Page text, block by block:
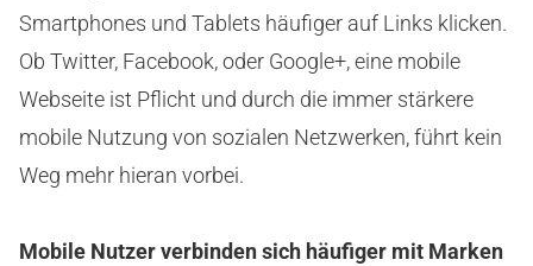
Smartphones und Tablets häufiger auf Links klicken.
Ob Twitter, Facebook, oder Google+, eine mobile
Webseite ist Pflicht und durch die immer stärkere
mobile Nutzung von sozialen Netzwerken, führt kein
Weg mehr hieran vorbei.
Mobile Nutzer verbinden sich häufiger mit Marken